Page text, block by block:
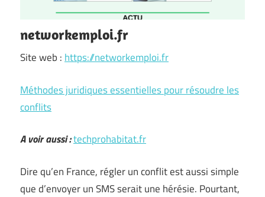
networkemploi.fr
Site web : https://networkemploi.fr
Méthodes juridiques essentielles pour résoudre les
conflits
A voir aussi :techprohabitat.fr
Dire qu’en France, régler un conflit est aussi simple
que d’envoyer un SMS serait une hérésie. Pourtant,